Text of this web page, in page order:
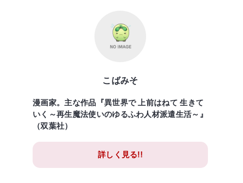
こばみそ
漫画家。主な作品『異世界で 上前はねて 生きて
いく～再生魔法使いのゆるふわ人材派遣生活～』
（双葉社）
詳しく見る!!